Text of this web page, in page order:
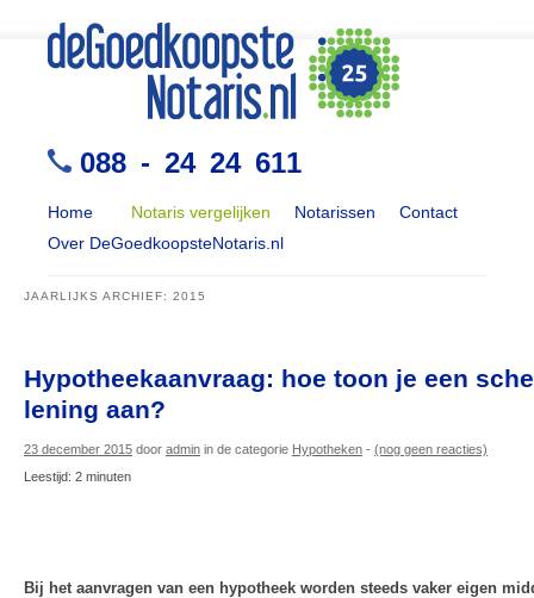
088 - 24 24 611
Home Notaris vergelijken Notarissen
Contact
Over DeGoedkoopsteNotaris.nl
JAARLIJKS ARCHIEF: 2015
Hypotheekaanvraag: hoe toon je een
lening aan?
23 december 2015 door admin in de categorie Hypotheken - (nog geen reacties)
Leestijd: 2 minuten
Bij het aanvragen van een hypotheek worden steeds vaker eigen